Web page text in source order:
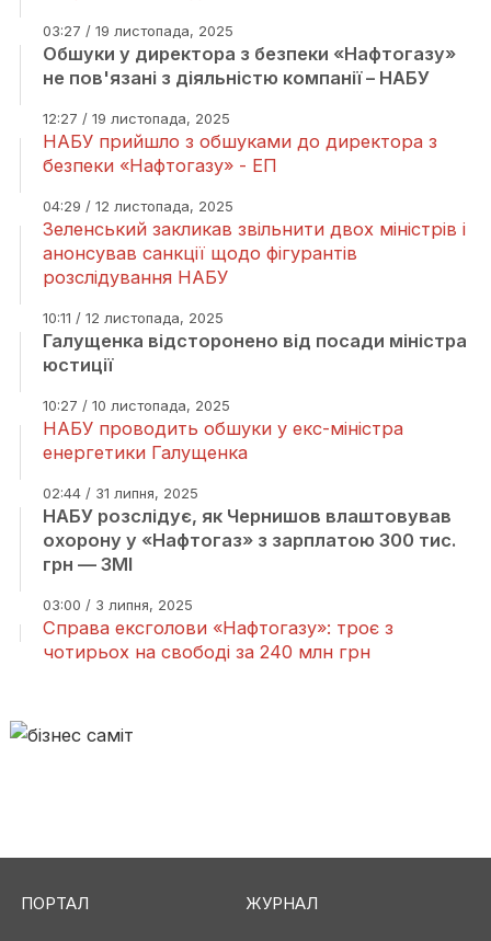
03:27 / 19 листопада, 2025
Обшуки у директора з безпеки «Нафтогазу»
не пов'язані з діяльністю компанії – НАБУ
12:27 / 19 листопада, 2025
НАБУ прийшло з обшуками до директора з
безпеки «Нафтогазу» - ЕП
04:29 / 12 листопада, 2025
Зеленський закликав звільнити двох міністрів і
анонсував санкції щодо фігурантів
розслідування НАБУ
10:11 / 12 листопада, 2025
Галущенка відсторонено від посади міністра
юстиції
10:27 / 10 листопада, 2025
НАБУ проводить обшуки у екс-міністра
енергетики Галущенка
02:44 / 31 липня, 2025
НАБУ розслідує, як Чернишов влаштовував
охорону у «Нафтогаз» з зарплатою 300 тис.
грн — ЗМІ
03:00 / 3 липня, 2025
Справа ексголови «Нафтогазу»: троє з
чотирьох на свободі за 240 млн грн
ПОРТАЛ ЖУРНАЛ